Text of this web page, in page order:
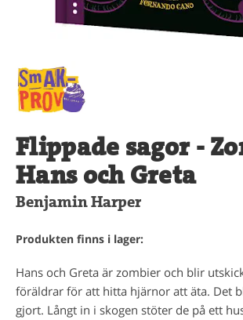
Flippade sagor -
Hans och Greta
Benjamin Harper
Produkten finns i lager:
Hans och Greta är zombier och blir
föräldrar för att hitta hjärnor att äta. Det
gjort. Långt in i skogen stöter de på ett